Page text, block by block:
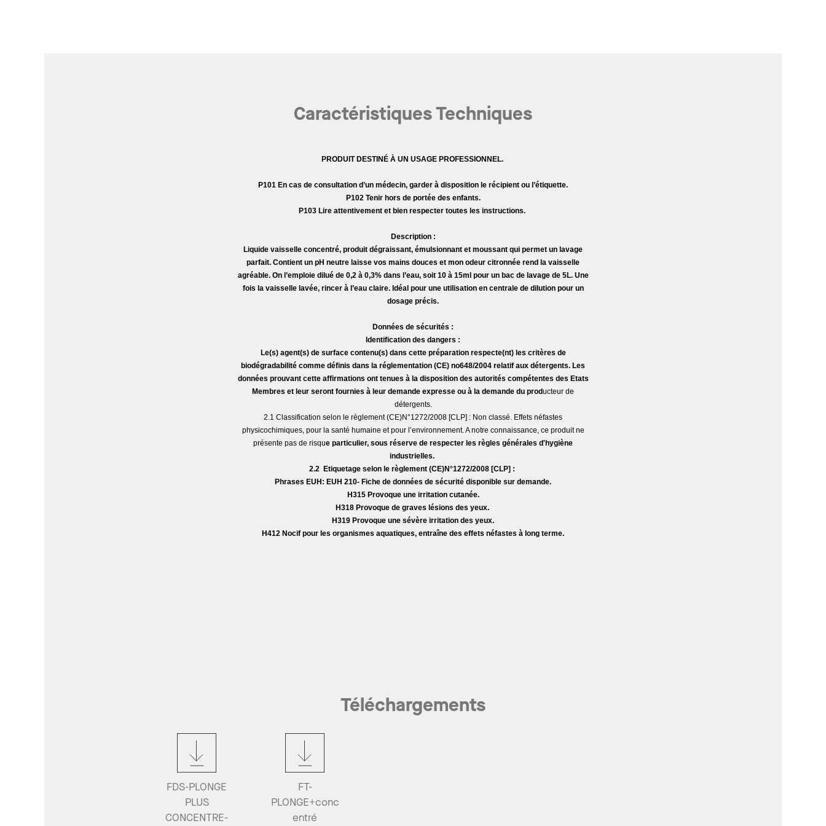
Caractéristiques Techniques
PRODUIT DESTINÉ À UN USAGE PROFESSIONNEL.
P101 En cas de consultation d’un médecin, garder à disposition le récipient ou l’étiquette.
P102 Tenir hors de portée des enfants.
P103 Lire attentivement et bien respecter toutes les instructions.
Description :
Liquide vaisselle concentré, produit dégraissant, émulsionnant et moussant qui permet un lavage
parfait. Contient un pH neutre laisse vos mains douces et mon odeur citronnée rend la vaisselle
agréable. On l’emploie dilué de 0,2 à 0,3% dans l’eau, soit 10 à 15ml pour un bac de lavage de 5L. Une
fois la vaisselle lavée, rincer à l’eau claire. Idéal pour une utilisation en centrale de dilution pour un
dosage précis.
Données de sécurités :
Identification des dangers :
Le(s) agent(s) de surface contenu(s) dans cette préparation respecte(nt) les critères de
biodégradabilité comme définis dans la réglementation (CE) no648/2004 relatif aux détergents. Les
données prouvant cette affirmations ont tenues à la disposition des autorités compétentes des Etats
Membres et leur seront fournies à leur demande expresse ou à la demande du producteur de
détergents.
2.1 Classification selon le règlement (CE)N°1272/2008 [CLP] : Non classé. Effets néfastes
physicochimiques, pour la santé humaine et pour l’environnement. A notre connaissance, ce produit ne
présente pas de risque particulier, sous réserve de respecter les règles générales d'hygiène
industrielles.​
2.2 Etiquetage selon le règlement (CE)N°1272/2008 [CLP] :
Phrases EUH: EUH 210- Fiche de données de sécurité disponible sur demande.
H315 Provoque une irritation cutanée.
H318 Provoque de graves lésions des yeux.
H319 Provoque une sévère irritation des yeux.
H412 Nocif pour les organismes aquatiques, entraîne des effets néfastes à long terme.
Téléchargements
FDS-PLONGE
PLUS
CONCENTRE-
FT-
PLONGE+conc
entré